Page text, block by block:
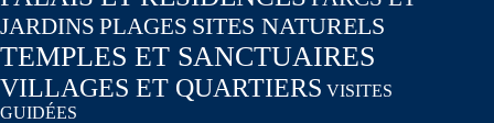
JARDINS PLAGES SITES NATURELS
TEMPLES ET SANCTUAIRES
VILLAGES ET QUARTIERS VISITES
GUIDÉES